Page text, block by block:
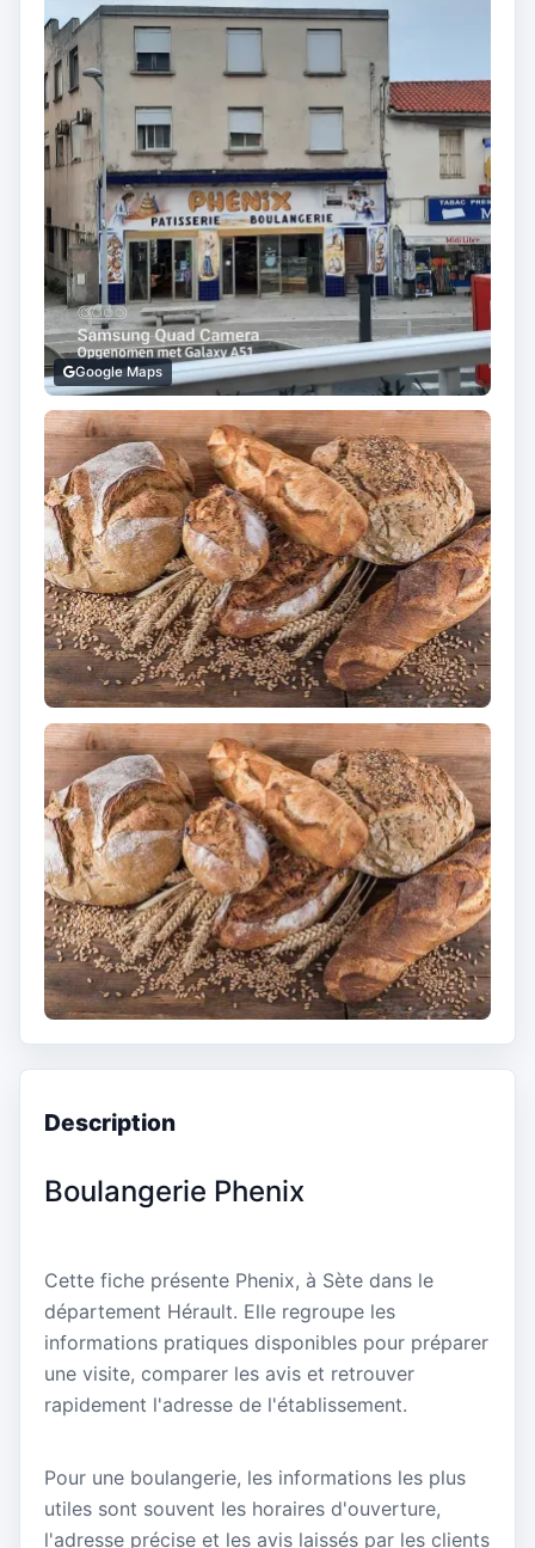
Google Maps
Description
Boulangerie Phenix
Cette fiche présente Phenix, à Sète dans le
département Hérault. Elle regroupe les
informations pratiques disponibles pour préparer
une visite, comparer les avis et retrouver
rapidement l'adresse de l'établissement.
Pour une boulangerie, les informations les plus
utiles sont souvent les horaires d'ouverture,
l'adresse précise et les avis laissés par les clients